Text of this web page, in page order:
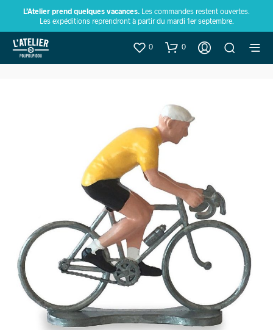
L’Atelier prend quelques vacances. Les commandes restent ouvertes.
Les expéditions reprendront à partir du mardi 1er septembre.
0 0